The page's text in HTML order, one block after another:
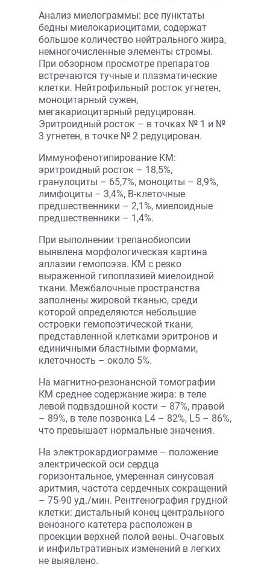
Анализ миелограммы: все пунктаты
бедны миелокариоцитами, содержат
большое количество нейтрального жира,
немногочисленные элементы стромы.
При обзорном просмотре препаратов
встречаются тучные и плазматические
клетки. Нейтрофильный росток угнетен,
моноцитарный сужен,
мегакариоцитарный редуцирован.
Эритроидный росток – в точках № 1 и №
3 угнетен, в точке № 2 редуцирован.
Иммунофенотипирование КМ:
эритроидный росток – 18,5%,
гранулоциты – 65,7%, моноциты – 8,9%,
лимфоциты – 3,4%, В-клеточные
предшественники – 2,1%, миелоидные
предшественники – 1,4%.
При выполнении трепанобиопсии
выявлена морфологическая картина
аплазии гемопоэза. КМ с резко
выраженной гипоплазией миелоидной
ткани. Межбалочные пространства
заполнены жировой тканью, среди
которой определяются небольшие
островки гемопоэтической ткани,
представленной клетками эритронов и
единичными бластными формами,
клеточность – около 5%.
На магнитно-резонансной томографии
КМ среднее содержание жира: в теле
левой подвздошной кости – 87%, правой
– 89%, в теле позвонка L4 – 82%, L5 – 86%,
что превышает нормальные значения.
На электрокардиограмме – положение
электрической оси сердца
горизонтальное, умеренная синусовая
аритмия, частота сердечных сокращений
– 75-90 уд./мин. Рентгенография грудной
клетки: дистальный конец центрального
венозного катетера расположен в
проекции верхней полой вены. Очаговых
и инфильтративных изменений в легких
не выявлено.